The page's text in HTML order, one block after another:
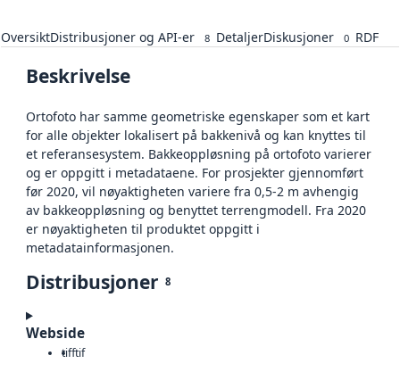
OversiktDistribusjoner og API-er 8 DetaljerDiskusjoner 0 RDF
Beskrivelse
Ortofoto har samme geometriske egenskaper som et kart
for alle objekter lokalisert på bakkenivå og kan knyttes til
et referansesystem. Bakkeoppløsning på ortofoto varierer
og er oppgitt i metadataene. For prosjekter gjennomført
før 2020, vil nøyaktigheten variere fra 0,5-2 m avhengig
av bakkeoppløsning og benyttet terrengmodell. Fra 2020
er nøyaktigheten til produktet oppgitt i
metadatainformasjonen.
Distribusjoner 8
Webside
tifftif